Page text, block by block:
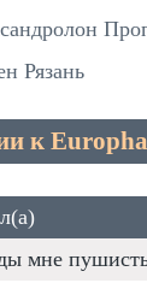
Рязань
к
мне